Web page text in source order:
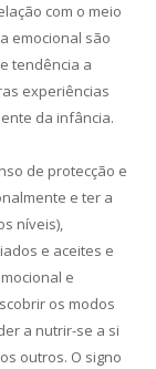
com o meio
emocional são
tendência a
experiências
da infância.
de protecção e
e ter a
níveis),
e aceites e
e
os modos
a nutrir-se a si
outros. O signo